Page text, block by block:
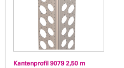
Kantenprofil 9079 2,50 m